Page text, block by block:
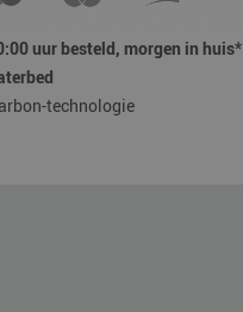
uur besteld, morgen in huis*
technologie